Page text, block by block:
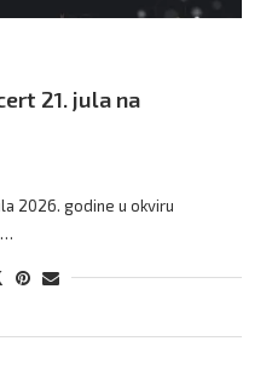
21. jula na
2026. godine u okviru